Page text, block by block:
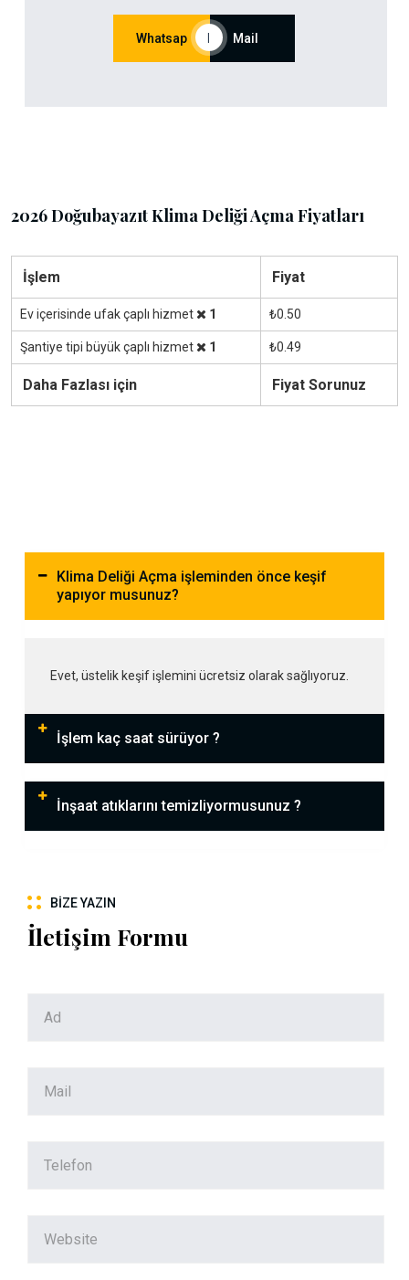
Whatsap | Mail
2026 Doğubayazıt Klima Deliği Açma Fiyatları
İşlem Fiyat
Ev içerisinde ufak çaplı hizmet 1 ₺0.50
Şantiye tipi büyük çaplı hizmet 1 ₺0.49
Daha Fazlası için Fiyat Sorunuz
Klima Deliği Açma işleminden önce keşif
yapıyor musunuz?
Evet, üstelik keşif işlemini ücretsiz olarak sağlıyoruz.
İşlem kaç saat sürüyor ?
İnşaat atıklarını temizliyormusunuz ?
BIZE YAZIN
İletişim Formu